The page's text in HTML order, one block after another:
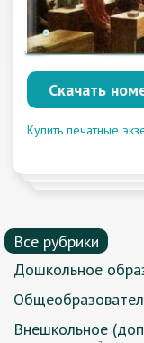
Скачать
Купить печатные
Все рубрики
Дошкольное
Внешкольное